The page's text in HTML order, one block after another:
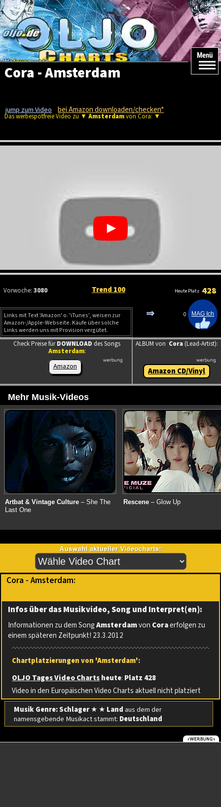
Menü
Cora - Amsterdam
jump zum Video bei Amazon downloaden/checken*
Das werbespotfreie Video zu ▼ Amsterdamvon Cora: ▼
Vorwoche: 3080 Trend 100 Heute Platz 428
Links mit Text 'Amazon' o. 'iTunes', weisen zur
Amazon-/Apple-Webseite. Käufe über solche
Links werden uns mit Provision vergütet.
⇒ 0
Check Preise fürDOWNLOAD des Songs
Amsterdam:
Amazon
ALBUM von Cora(Lead-Artist):
Amazon CD/Vinyl
Mehr Musik-Videos
Artbat & Vintage Culture – She The
Last One
Rescene – Glow Up
Cora - Amsterdam:
Infos über das Musikvideo, Song und Interpret(en):
Informationen zu dem SongAmsterdamvon Coraerfolgen zu
einem späteren Zeitpunkt! 23.3.2012
Chartplatzierungen von 'Amsterdam':
OLJO Tages Video Chartsheute: Platz 428
Video in den Europäischen Video Charts aktuell nicht platziert
Musik Genre: Schlager★ ★ Landaus dem der
namensgebende Musikact stammt: Deutschland